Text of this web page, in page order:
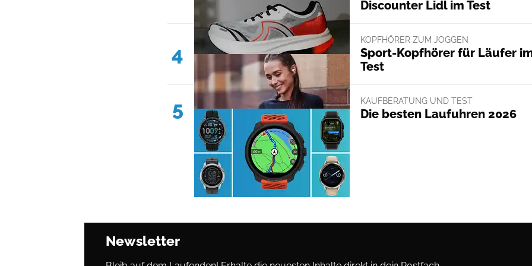
Discounter Lidl im Test
4
KOPFHÖRER ZUM JOGGEN
Sport-Kopfhörer für Läufer
Test
5 KAUFBERATUNG UND TEST
Die besten Laufuhren 2026
Newsletter